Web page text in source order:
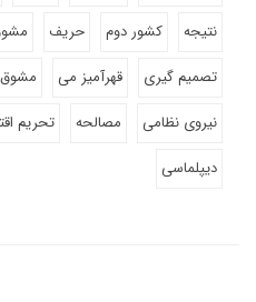
نتیجه
کشور دوم حریف
تصمیم گیری
قهرآمیز می
نیروی نظامی
مصالحه تحریم
دیپلماسی